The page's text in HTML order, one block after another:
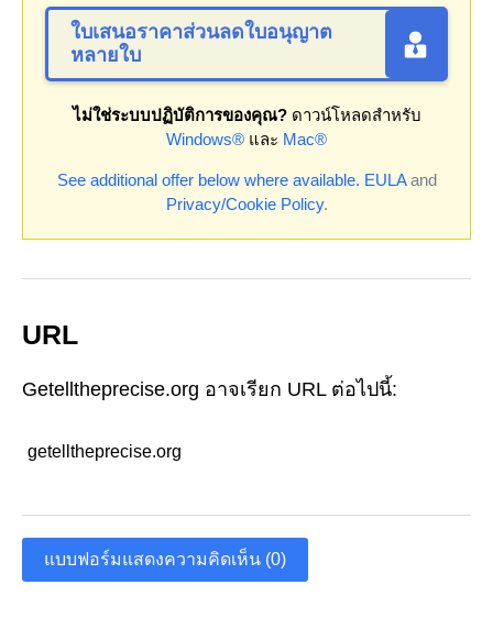
ใบเสนอราคาส่วนลดใบอนุญาต
หลายใบ
ไม่ใช่ระบบปฏิบัติการของคุณ?ดาวน์โหลดสำหรับ
Windows® และ Mac®
See additional offer below where available. EULAand
Privacy/Cookie Policy.
URL
Getelltheprecise.org อาจเรียก URL ต่อไปนี้:
getelltheprecise.org
แบบฟอร์มแสดงความคิดเห็น (0)